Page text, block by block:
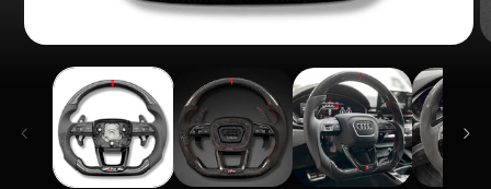
média
une
fenêtre
modale